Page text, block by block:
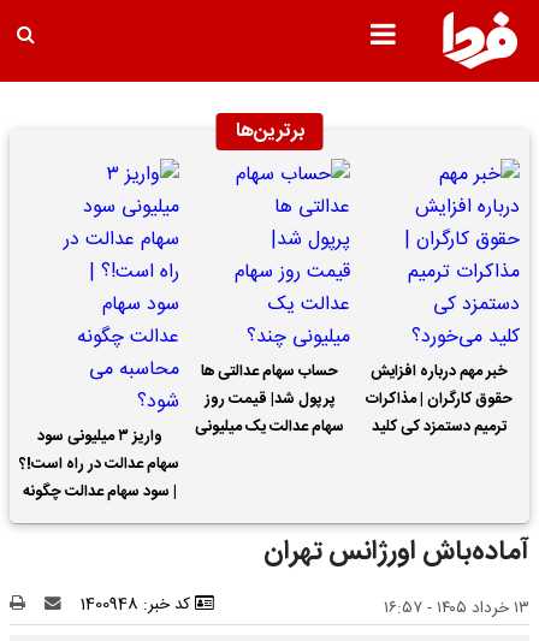
برترین‌ها
خبر مهم درباره افزایش
حقوق کارگران | مذاکرات
ترمیم دستمزد کی کلید
حساب سهام عدالتی ها
پرپول شد| قیمت روز
سهام عدالت یک میلیونی
واریز ۳ میلیونی سود
سهام عدالت در راه است!؟
| سود سهام عدالت چگونه
محاسبه می شود؟
آماده‌باش اورژانس تهران
۱۳ خرداد ۱۴۰۵ - ۱۶:۵۷ کد خبر: 1400948